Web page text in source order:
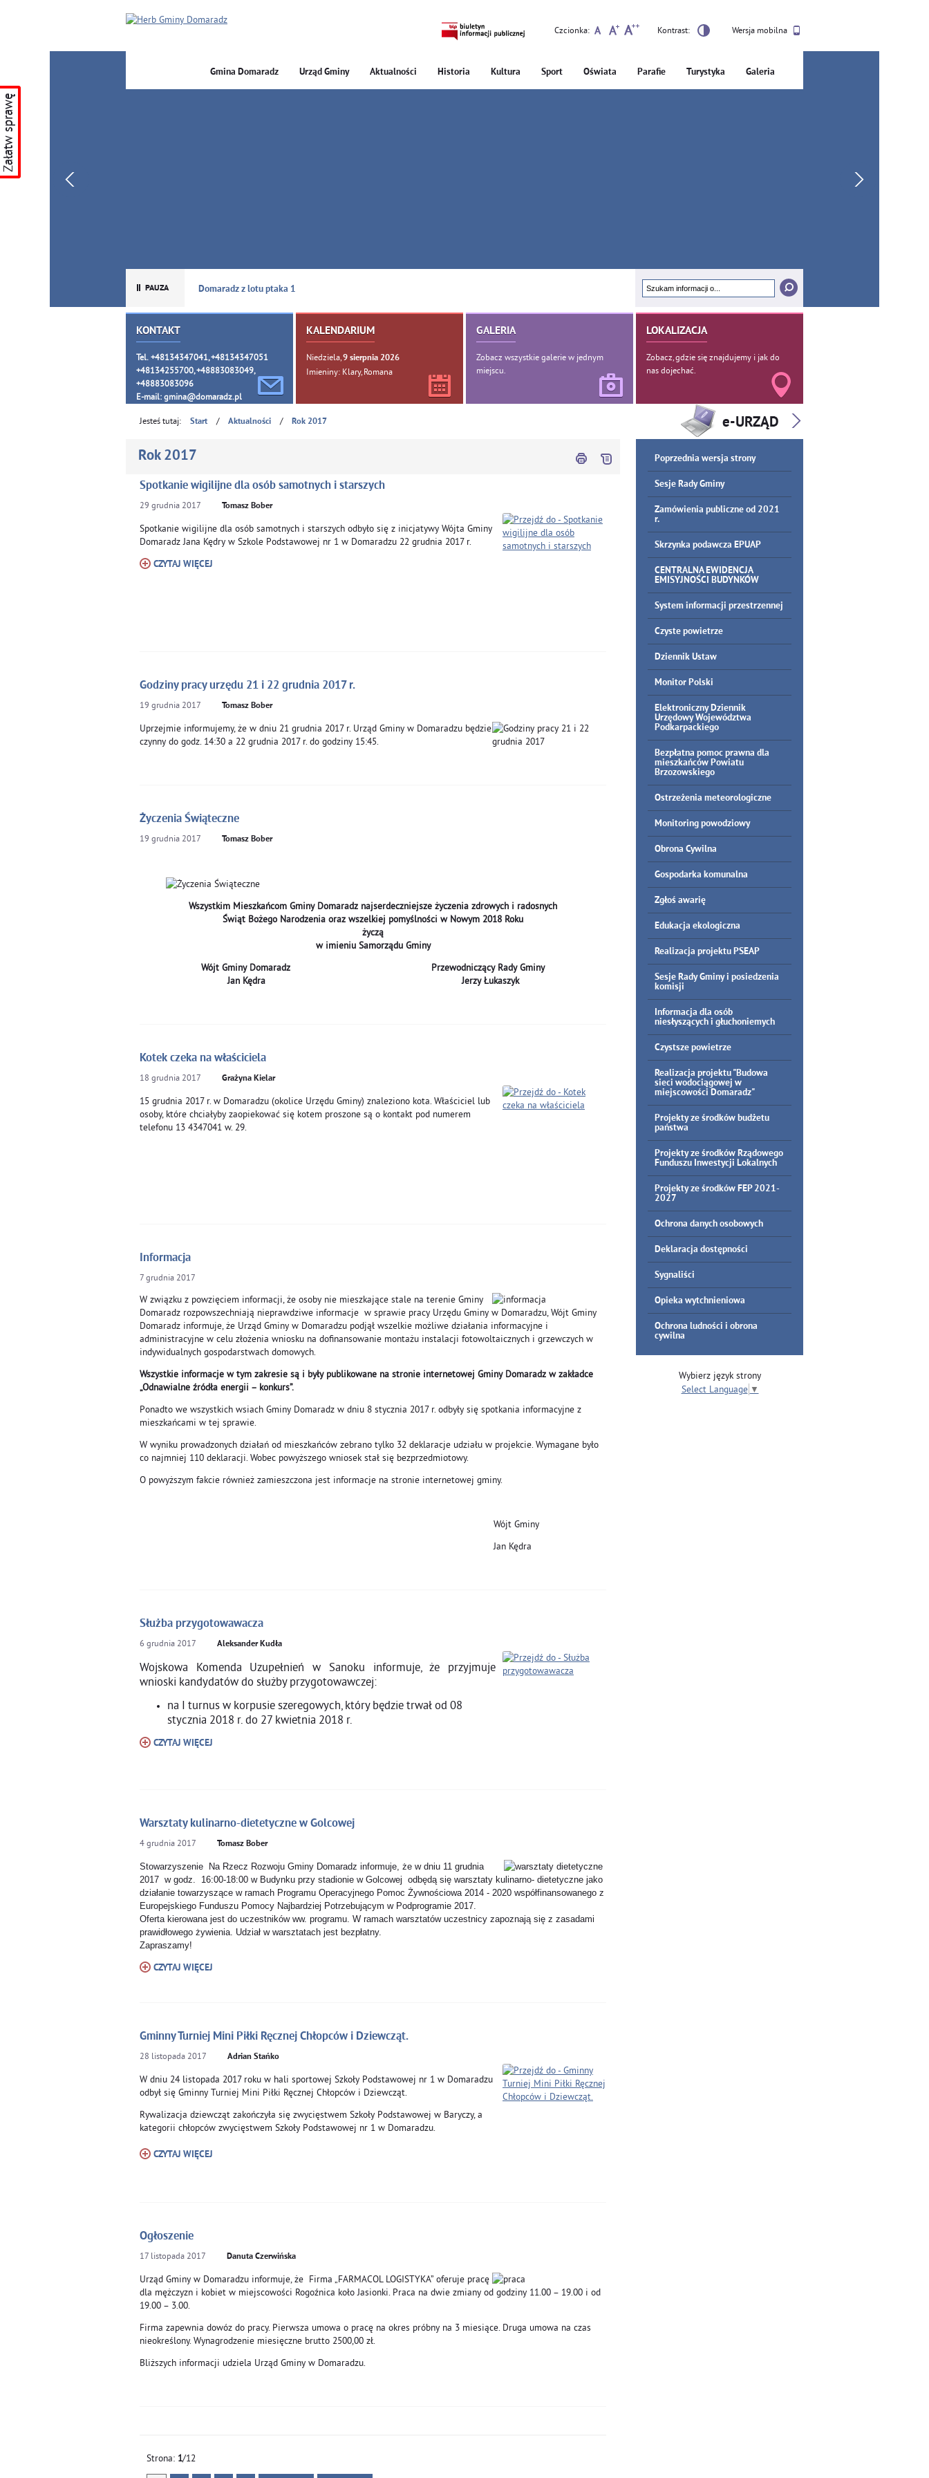
Wersja mobilna
Czcionka: Kontrast:
Gmina Domaradz Urząd Gminy Aktualności Historia Kultura Sport Oświata Parafie Turystyka Galeria
Domaradz z lotu ptaka 1
KONTAKT
Tel. +48134347041, +48134347051
+48134255700, +48883083049,
+48883083096
E-mail: gmina@domaradz.pl
KALENDARIUM
Niedziela, 9sierpnia 2026
Imieniny: Klary, Romana
GALERIA
Zobacz wszystkie galerie w jednym
miejscu.
LOKALIZACJA
Zobacz, gdzie się znajdujemy i jak do
nas dojechać.
Załatw sprawę
Jesteś tutaj: Start / Aktualności / Rok 2017
Rok 2017
Spotkanie wigilijne dla osób samotnych i starszych
29 grudnia 2017 Tomasz Bober
Spotkanie wigilijne dla osób samotnych i starszych odbyło się z inicjatywy Wójta Gminy
Domaradz Jana Kędry w Szkole Podstawowej nr 1 w Domaradzu 22 grudnia 2017 r.
CZYTAJ WIĘCEJ
Godziny pracy urzędu 21 i 22 grudnia 2017 r.
19 grudnia 2017 Tomasz Bober
Uprzejmie informujemy, że w dniu 21 grudnia 2017 r. Urząd Gminy w Domaradzu będzie
czynny do godz. 14:30 a 22 grudnia 2017 r. do godziny 15:45.
Życzenia Świąteczne
19 grudnia 2017 Tomasz Bober
Wszystkim Mieszkańcom Gminy Domaradz najserdeczniejsze życzenia zdrowych i radosnych
Świąt Bożego Narodzenia oraz wszelkiej pomyślności w Nowym 2018 Roku
życzą
w imieniu Samorządu Gminy
Wójt Gminy Domaradz Przewodniczący Rady Gminy
Jan Kędra Jerzy Łukaszyk
Kotek czeka na właściciela
18 grudnia 2017 Grażyna Kielar
15 grudnia 2017 r. w Domaradzu (okolice Urzędu Gminy) znaleziono kota. Właściciel lub
osoby, które chciałyby zaopiekować się kotem proszone są o kontakt pod numerem
telefonu 13 4347041 w. 29.
Informacja
7 grudnia 2017
W związku z powzięciem informacji, że osoby nie mieszkające stale na terenie Gminy
Domaradz rozpowszechniają nieprawdziwe informacje w sprawie pracy Urzędu Gminy w Domaradzu, Wójt Gminy
Domaradz informuje, że Urząd Gminy w Domaradzu podjął wszelkie możliwe działania informacyjne i
administracyjne w celu złożenia wniosku na dofinansowanie montażu instalacji fotowoltaicznych i grzewczych w
indywidualnych gospodarstwach domowych.
Wszystkie informacje w tym zakresie są i były publikowane na stronie internetowej Gminy Domaradz w zakładce
„Odnawialne źródła energii – konkurs”.
Ponadto we wszystkich wsiach Gminy Domaradz w dniu 8 stycznia 2017 r. odbyły się spotkania informacyjne z
mieszkańcami w tej sprawie.
W wyniku prowadzonych działań od mieszkańców zebrano tylko 32 deklaracje udziału w projekcie. Wymagane było
co najmniej 110 deklaracji. Wobec powyższego wniosek stał się bezprzedmiotowy.
O powyższym fakcie również zamieszczona jest informacje na stronie internetowej gminy.
Wójt Gminy
Jan Kędra
Służba przygotowawacza
6 grudnia 2017 Aleksander Kudła
Wojskowa Komenda Uzupełnień w Sanoku informuje, że przyjmuje
wnioski kandydatów do służby przygotowawczej:
na I turnus w korpusie szeregowych, który będzie trwał od 08
stycznia 2018 r. do 27 kwietnia 2018 r.
CZYTAJ WIĘCEJ
Warsztaty kulinarno-dietetyczne w Golcowej
4 grudnia 2017 Tomasz Bober
Stowarzyszenie Na Rzecz Rozwoju Gminy Domaradz informuje, że w dniu 11 grudnia
2017 w godz. 16:00-18:00 w Budynku przy stadionie w Golcowej odbędą się warsztaty kulinarno- dietetyczne jako
działanie towarzyszące w ramach Programu Operacyjnego Pomoc Żywnościowa 2014 - 2020 współfinansowanego z
Europejskiego Funduszu Pomocy Najbardziej Potrzebującym w Podprogramie 2017.
Oferta kierowana jest do uczestników ww. programu. W ramach warsztatów uczestnicy zapoznają się z zasadami
prawidłowego żywienia. Udział w warsztatach jest bezpłatny.
Zapraszamy!
CZYTAJ WIĘCEJ
Gminny Turniej Mini Piłki Ręcznej Chłopców i Dziewcząt.
28 listopada 2017 Adrian Stańko
W dniu 24 listopada 2017 roku w hali sportowej Szkoły Podstawowej nr 1 w Domaradzu
odbył się Gminny Turniej Mini Piłki Ręcznej Chłopców i Dziewcząt.
Rywalizacja dziewcząt zakończyła się zwycięstwem Szkoły Podstawowej w Baryczy, a
kategorii chłopców zwycięstwem Szkoły Podstawowej nr 1 w Domaradzu.
CZYTAJ WIĘCEJ
Ogłoszenie
17 listopada 2017 Danuta Czerwińska
Urząd Gminy w Domaradzu informuje, że Firma „FARMACOL LOGISTYKA” oferuje pracę
dla mężczyzn i kobiet w miejscowości Rogoźnica koło Jasionki. Praca na dwie zmiany od godziny 11.00 – 19.00 i od
19.00 – 3.00.
Firma zapewnia dowóz do pracy. Pierwsza umowa o pracę na okres próbny na 3 miesiące. Druga umowa na czas
nieokreślony. Wynagrodzenie miesięczne brutto 2500,00 zł.
Bliższych informacji udziela Urząd Gminy w Domaradzu.
Strona: 1/12
Poprzednia wersja strony
Sesje Rady Gminy
Zamówienia publiczne od 2021
r.
Skrzynka podawcza EPUAP
CENTRALNA EWIDENCJA
EMISYJNOŚCI BUDYNKÓW
System informacji przestrzennej
Czyste powietrze
Dziennik Ustaw
Monitor Polski
Elektroniczny Dziennik
Urzędowy Województwa
Podkarpackiego
Bezpłatna pomoc prawna dla
mieszkańców Powiatu
Brzozowskiego
Ostrzeżenia meteorologiczne
Monitoring powodziowy
Obrona Cywilna
Gospodarka komunalna
Zgłoś awarię
Edukacja ekologiczna
Realizacja projektu PSEAP
Sesje Rady Gminy i posiedzenia
komisji
Informacja dla osób
niesłyszących i głuchoniemych
Czystsze powietrze
Realizacja projektu "Budowa
sieci wodociągowej w
miejscowości Domaradz"
Projekty ze środków budżetu
państwa
Projekty ze środków Rządowego
Funduszu Inwestycji Lokalnych
Projekty ze środków FEP 2021-
2027
Ochrona danych osobowych
Deklaracja dostępności
Sygnaliści
Opieka wytchnieniowa
Ochrona ludności i obrona
cywilna
Wybierz język strony
Select Language ▼